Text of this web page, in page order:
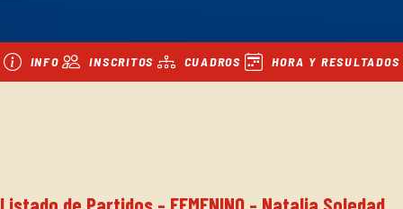
INFO INSCRITOS CUADROS HORA Y RESULTADOS